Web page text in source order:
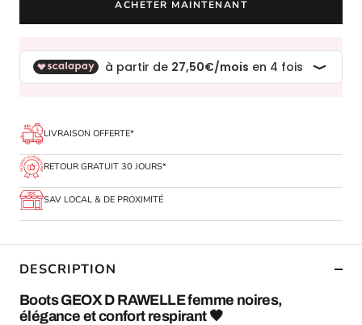
ACHETER MAINTENANT
LIVRAISON OFFERTE*
RETOUR GRATUIT 30 JOURS*
SAV LOCAL & DE PROXIMITÉ
DESCRIPTION
Boots GEOX D RAWELLE femme noires,
élégance et confort respirant 🖤